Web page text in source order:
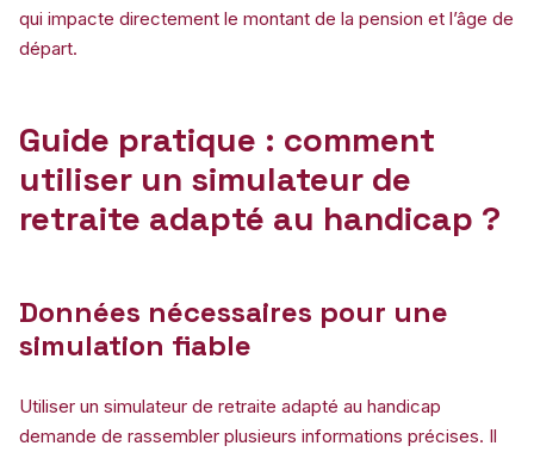
qui impacte directement le montant de la pension et l’âge de
départ.
Guide pratique : comment
utiliser un simulateur de
retraite adapté au handicap ?
Données nécessaires pour une
simulation fiable
Utiliser un simulateur de retraite adapté au handicap
demande de rassembler plusieurs informations précises. Il